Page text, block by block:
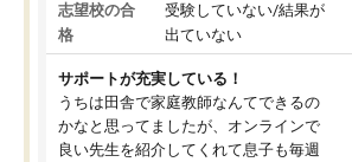
志望校の合
格
受験していない/結果が
出ていない
サポートが充実している！
うちは田舎で家庭教師なんてできるの
かなと思ってましたが、オンラインで
良い先生を紹介してくれて息子も毎週